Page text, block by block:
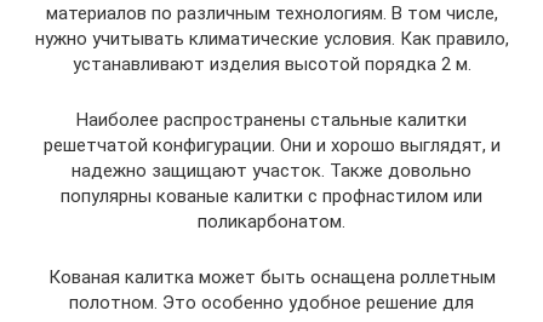
материалов по различным технологиям. В том числе,
нужно учитывать климатические условия. Как правило,
устанавливают изделия высотой порядка 2 м.
Наиболее распространены стальные калитки
решетчатой конфигурации. Они и хорошо выглядят, и
надежно защищают участок. Также довольно
популярны кованые калитки с профнастилом или
поликарбонатом.
Кованая калитка может быть оснащена роллетным
полотном. Это особенно удобное решение для